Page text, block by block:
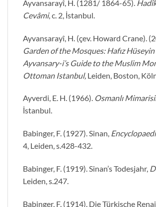
Ayvansarayî, H. (1281/ 1864-65).
Cevâmi, c. 2, İstanbul.
Ayvansarayî, H. (çev. Howard Crane).
Garden of the Mosques: Hafız
Ayvansary-i’s Guide to the Muslim
Ottoman Istanbul, Leiden, Boston,
Ayverdi, E. H. (1966). Osmanlı
İstanbul.
Babinger, F. (1927). Sinan,
4, Leiden, s.428-432.
Babinger, F. (1919). Sinan’s Todesjahr,
Leiden, s.247.
Babinger, F. (1914). Die Türkische